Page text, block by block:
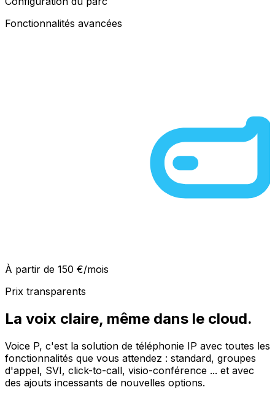
Fonctionnalités avancées
À partir de 150 €/mois
Prix transparents
La voix claire, même dans le cloud.
Voice P, c'est la solution de téléphonie IP avec toutes les
fonctionnalités que vous attendez : standard, groupes
d'appel, SVI, click-to-call, visio-conférence ... et avec
des ajouts incessants de nouvelles options.